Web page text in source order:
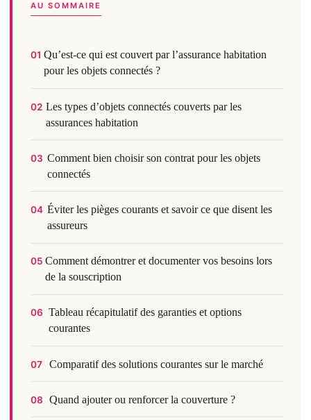
AU SOMMAIRE
01 Qu’est-ce qui est couvert par l’assurance habitation
pour les objets connectés ?
02 Les types d’objets connectés couverts par les
assurances habitation
03 Comment bien choisir son contrat pour les objets
connectés
04 Éviter les pièges courants et savoir ce que disent les
assureurs
05 Comment démontrer et documenter vos besoins lors
de la souscription
06 Tableau récapitulatif des garanties et options
courantes
07 Comparatif des solutions courantes sur le marché
08 Quand ajouter ou renforcer la couverture ?